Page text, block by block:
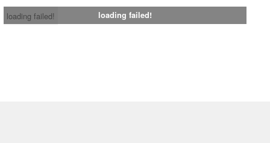
loading failed!
loading failed!